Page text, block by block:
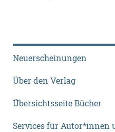
Neuerscheinungen
Über den Verlag
Übersichtsseite Bücher
Services für Autor*innen